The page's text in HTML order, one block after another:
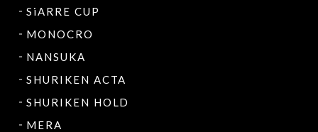
SiARRE CUP
MONOCRO
NANSUKA
SHURIKEN ACTA
SHURIKEN HOLD
MERA